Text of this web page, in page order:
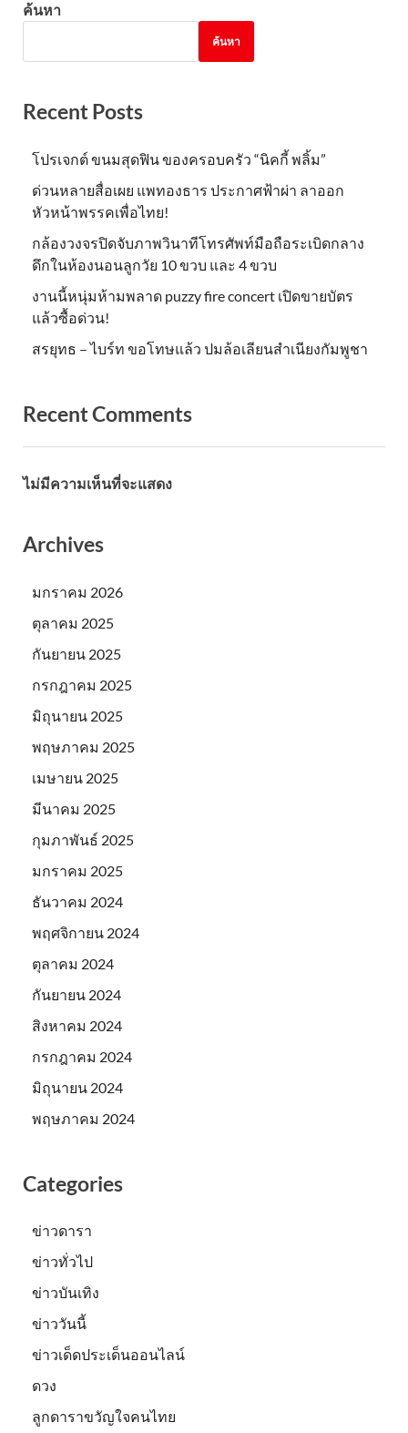
ค้นหา
ค้นหา
Recent Posts
โปรเจกต์ ขนมสุดฟิน ของครอบครัว “นิคกี้ พลิ้ม”
ด่วนหลายสื่อเผย แพทองธาร ประกาศฟ้าผ่า ลาออก
หัวหน้าพรรคเพื่อไทย!
กล้องวงจรปิดจับภาพวินาทีโทรศัพท์มือถือระเบิดกลาง
ดึกในห้องนอนลูกวัย 10 ขวบ และ 4 ขวบ
งานนี้หนุ่มห้ามพลาด puzzy fire concert เปิดขายบัตร
แล้วซื้อด่วน!
สรยุทธ – ไบร์ท ขอโทษแล้ว ปมล้อเลียนสำเนียงกัมพูชา
Recent Comments
ไม่มีความเห็นที่จะแสดง
Archives
มกราคม 2026
ตุลาคม 2025
กันยายน 2025
กรกฎาคม 2025
มิถุนายน 2025
พฤษภาคม 2025
เมษายน 2025
มีนาคม 2025
กุมภาพันธ์ 2025
มกราคม 2025
ธันวาคม 2024
พฤศจิกายน 2024
ตุลาคม 2024
กันยายน 2024
สิงหาคม 2024
กรกฎาคม 2024
มิถุนายน 2024
พฤษภาคม 2024
Categories
ข่าวดารา
ข่าวทั่วไป
ข่าวบันเทิง
ข่าววันนี้
ข่าวเด็ดประเด็นออนไลน์
ดวง
ลูกดาราขวัญใจคนไทย